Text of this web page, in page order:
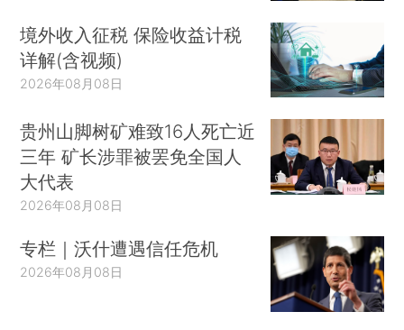
境外收入征税 保险收益计税
详解(含视频)
2026年08月08日
贵州山脚树矿难致16人死亡近
三年 矿长涉罪被罢免全国人
大代表
2026年08月08日
专栏｜沃什遭遇信任危机
2026年08月08日